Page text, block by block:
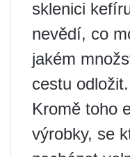
sklenici
nevědí, co
jakém
cestu odložit.
Kromě toho
výrobky, se